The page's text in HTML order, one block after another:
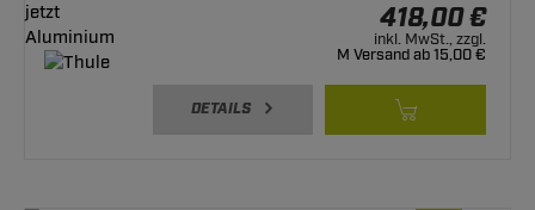
418,00 €
inkl. MwSt., zzgl.
M Versand ab 15,00 €
DETAILS